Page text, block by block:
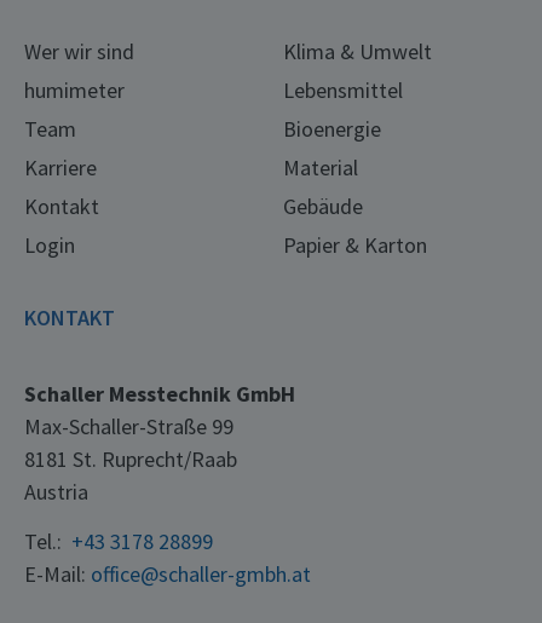
Wer wir sind
humimeter
Team
Karriere
Kontakt
Login
Klima & Umwelt
Lebensmittel
Bioenergie
Material
Gebäude
Papier & Karton
KONTAKT
Schaller Messtechnik GmbH
Max-Schaller-Straße 99
8181 St. Ruprecht/Raab
Austria
Tel.: +43 3178 28899
E-Mail: office@schaller-gmbh.at